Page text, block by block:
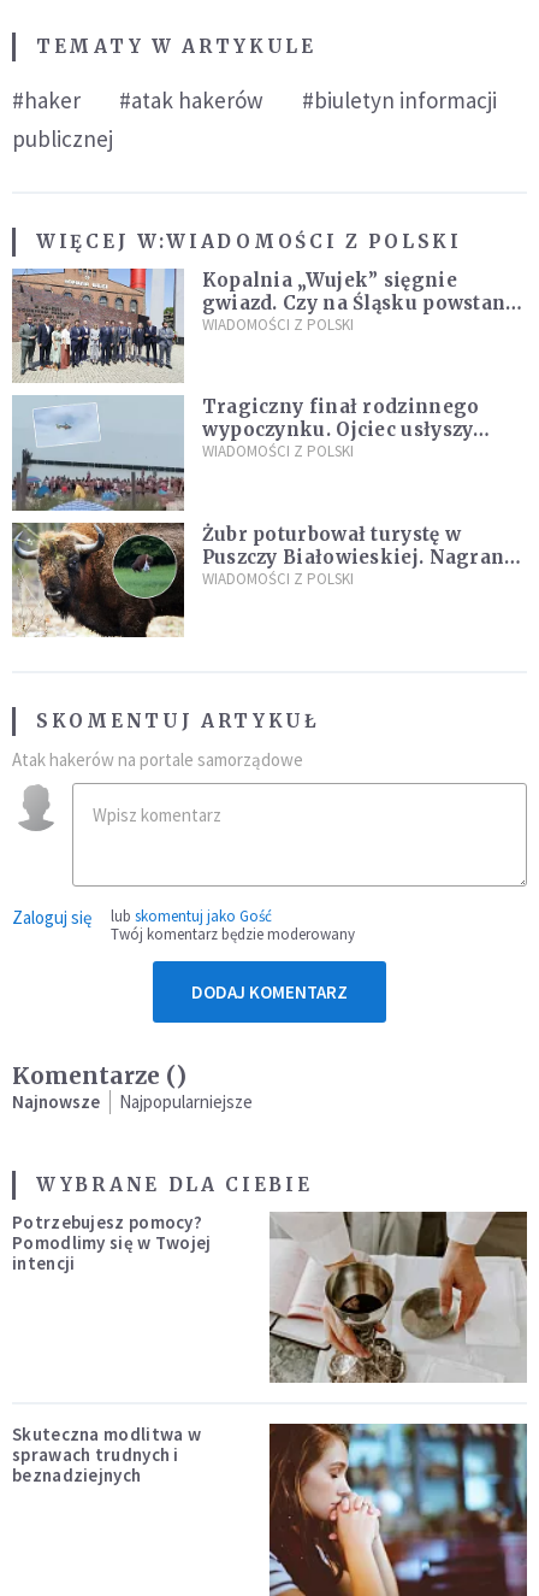
TEMATY W ARTYKULE
#haker #atak hakerów
#biuletyn informacji
publicznej
WIĘCEJ W:WIADOMOŚCI Z POLSKI
Kopalnia „Wujek” sięgnie
gwiazd. Czy na Śląsku powstanie
„Dolina Krzemowa”?
WIADOMOŚCI Z POLSKI
Tragiczny finał rodzinnego
wypoczynku. Ojciec usłyszy
zarzuty
WIADOMOŚCI Z POLSKI
Żubr poturbował turystę w
Puszczy Białowieskiej. Nagranie
daje do myślenia
WIADOMOŚCI Z POLSKI
SKOMENTUJ ARTYKUŁ
Atak hakerów na portale samorządowe
Zaloguj się lub skomentuj jako Gość
Twój komentarz będzie moderowany
DODAJ KOMENTARZ
Komentarze ()
Najnowsze Najpopularniejsze
WYBRANE DLA CIEBIE
Potrzebujesz pomocy?
Pomodlimy się w Twojej
intencji
Skuteczna modlitwa w
sprawach trudnych i
beznadziejnych